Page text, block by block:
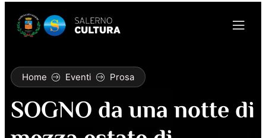
Home Eventi Prosa
SOGNO da una notte di